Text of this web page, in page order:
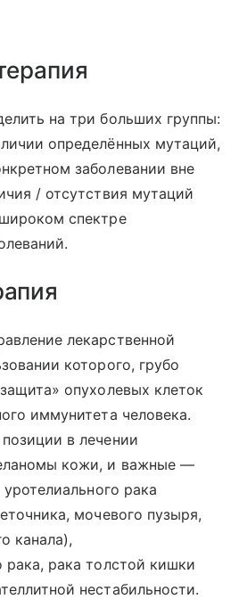
на три больших группы:
определённых мутаций,
заболевании вне
/ отсутствия мутаций
спектре
лекарственной
которого, грубо
опухолевых клеток
иммунитета человека.
в лечении
кожи, и важные —
рака
мочевого пузыря,
канала),
рака, рака толстой кишки
нестабильности.